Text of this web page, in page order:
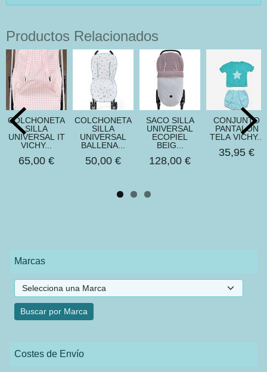
Marcas
Costes de Envío
Productos Relacionados
COLCHONETA
SILLA
UNIVERSAL IT
VICHY...
65,00 €
COLCHONETA
SILLA
UNIVERSAL
BALLENA...
50,00 €
SACO SILLA
UNIVERSAL
ECOPIEL
BEIG...
128,00 €
CONJUNTO
PANTALON
TELA VICHY...
35,95 €